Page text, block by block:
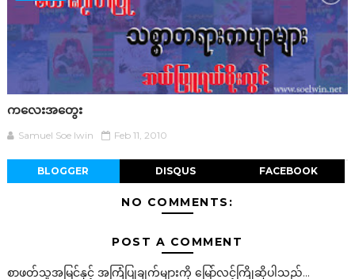
ကလေးအတွေး
Samuel Soe lwin Feb 11, 2010
BLOGGER DISQUS FACEBOOK
NO COMMENTS:
POST A COMMENT
စာဖတ်သူအမြင်နှင့် အကြံပြုချက်များကို မြော်လင့်ကြိုဆိုပါသည်...